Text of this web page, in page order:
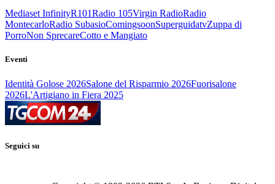
Mediaset InfinityR101Radio 105Virgin RadioRadio
MontecarloRadio SubasioComingsoonSuperguidatvZuppa di
PorroNon SprecareCotto e Mangiato
Eventi
Identità Golose 2026Salone del Risparmio 2026Fuorisalone
2026L'Artigiano in Fiera 2025
Seguici su